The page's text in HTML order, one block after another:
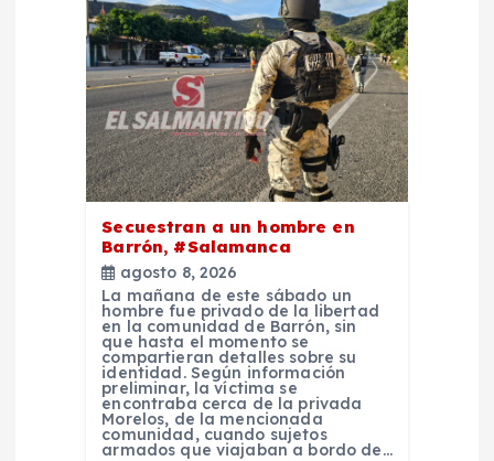
Secuestran a un hombre en
Barrón, #Salamanca
agosto 8, 2026
La mañana de este sábado un
hombre fue privado de la libertad
en la comunidad de Barrón, sin
que hasta el momento se
compartieran detalles sobre su
identidad. Según información
preliminar, la víctima se
encontraba cerca de la privada
Morelos, de la mencionada
comunidad, cuando sujetos
armados que viajaban a bordo de…